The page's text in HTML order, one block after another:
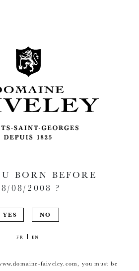
BORN BEFORE
08/2008 ?
YES NO
FR EN
faiveley.com, you must be